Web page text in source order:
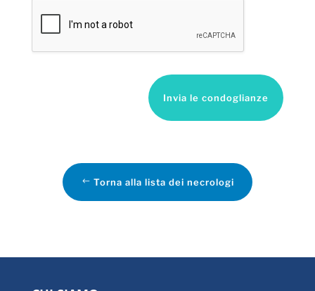
Invia le condoglianze
Torna alla lista dei necrologi